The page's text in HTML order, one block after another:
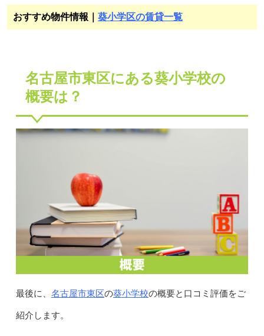
おすすめ物件情報｜ 葵小学区の賃貸一覧
名古屋市東区にある葵小学校の
概要は？
最後に、 名古屋市東区の葵小学校の概要と口コミ評価をご
紹介します。